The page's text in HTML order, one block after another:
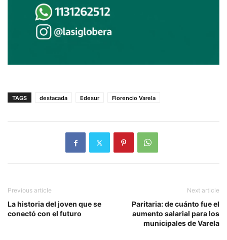
TAGS destacada Edesur Florencio Varela
Previous article
La historia del joven que se
conectó con el futuro
Next article
Paritaria: de cuánto fue el
aumento salarial para los
municipales de Varela